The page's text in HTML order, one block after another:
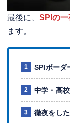
最後に、 SPIの
ます。
SPIボーダ
中学・高
徹夜をし